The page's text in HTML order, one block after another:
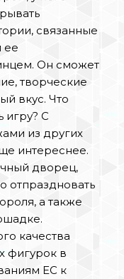
связанные
ее
Он сможет
творческие
вкус. Что
игру? С
из других
интереснее.
дворец,
отпраздновать
а также
качества
фигурок в
ЕС к